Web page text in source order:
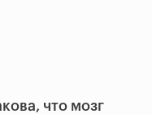
что мозг